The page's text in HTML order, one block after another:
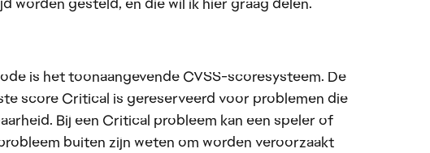
is het toonaangevende CVSS-scoresysteem. De
score Critical is gereserveerd voor problemen die
Bij een Critical probleem kan een speler of
buiten zijn weten om worden veroorzaakt